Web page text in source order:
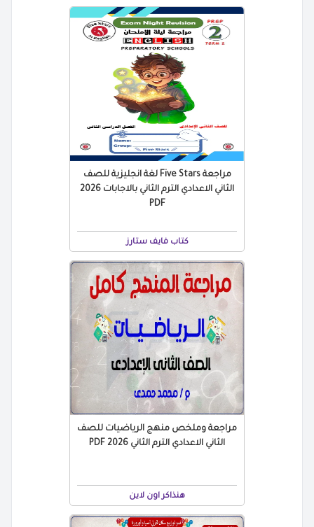
مراجعة Five Stars لغة انجليزية للصف
الثاني الاعدادي الترم الثاني بالاجابات 2026
PDF
كتاب فايف ستارز
مراجعة وملخص منهج الرياضيات للصف
الثاني الاعدادي الترم الثاني 2026 PDF
هنذاكر اون لاين